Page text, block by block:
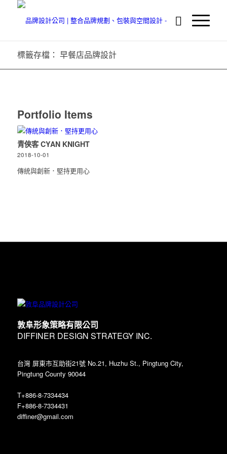
標籤存檔： 早餐店品牌設計
Portfolio Items
青俠客 CYAN KNIGHT
2018-10-01
傳統與創新．堅持更用心
敦阜形象策略有限公司
DIFFINER DESIGN STRATEGY INC.
台灣 屏東市互助街21號 No.21, Huzhu St., Pingtung City,
Pingtung County 90044
T+886-8-7334434
F+886-8-7334431
diffiner@gmail.com